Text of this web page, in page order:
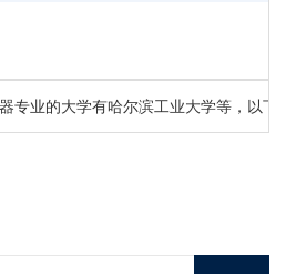
专业的大学有哈尔滨工业大学等，以